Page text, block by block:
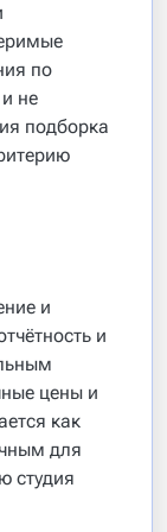
по
не
подборка
и
и
цены и
как
для
студия